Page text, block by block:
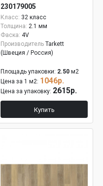
230179005
Класс: 32 класс
Толщина: 2.1 мм
Фаска: 4V
Производитель Tarkett
(Швеция / Россия)
Площадь упаковки: 2.50 м2
Цена за 1 м2: 1046р.
Цена за упаковку: 2615р.
Купить